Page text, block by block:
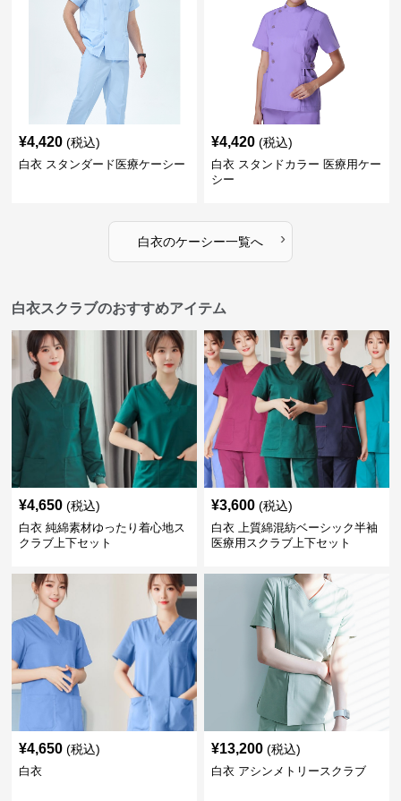
¥4,420 (税込)
白衣 スタンダード医療ケーシー
¥4,420 (税込)
白衣 スタンドカラー 医療用ケー
シー
白衣のケーシー一覧へ ›
白衣スクラブのおすすめアイテム
¥4,650 (税込)
白衣 純綿素材ゆったり着心地ス
クラブ上下セット
¥3,600 (税込)
白衣 上質綿混紡ベーシック半袖
医療用スクラブ上下セット
¥4,650 (税込)
白衣
¥13,200 (税込)
白衣 アシンメトリースクラブ